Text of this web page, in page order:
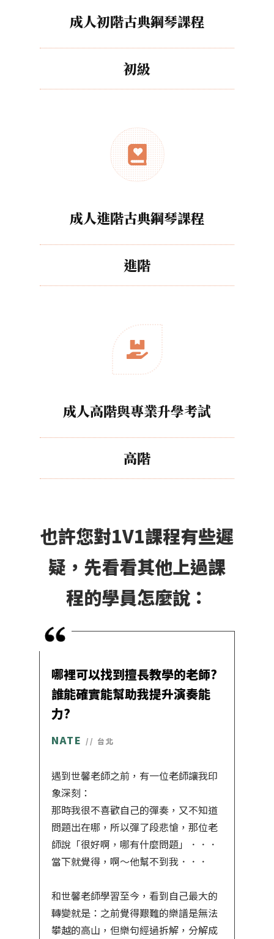
成人初階古典鋼琴課程
初級
成人進階古典鋼琴課程
進階
成人高階與專業升學考試
高階
也許您對1V1課程有些遲
疑，先看看其他上過課
程的學員怎麼說：
哪裡可以找到擅長教學的老師?
誰能確實能幫助我提升演奏能
力?
NATE // 台北
遇到世馨老師之前，有一位老師讓我印
象深刻：
那時我很不喜歡自己的彈奏，又不知道
問題出在哪，所以彈了段悲愴，那位老
師說「很好啊，哪有什麼問題」．．．
當下就覺得，啊～他幫不到我．．．
和世馨老師學習至今，看到自己最大的
轉變就是：之前覺得艱難的樂譜是無法
攀越的高山，但樂句經過拆解，分解成